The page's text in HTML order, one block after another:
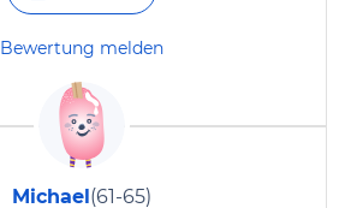
Bewertung melden
Michael(61-65)